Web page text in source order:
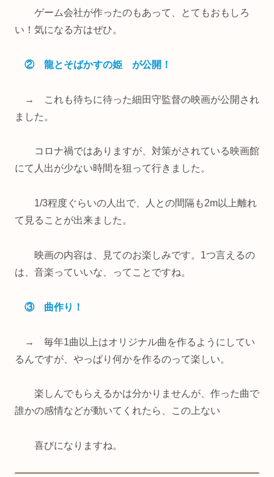
ゲーム会社が作ったのもあって、とてもおもしろ
い！気になる方はぜひ。
② 龍とそばかすの姫 が公開！
→ これも待ちに待った細田守監督の映画が公開され
ました。
コロナ禍ではありますが、対策がされている映画館
にて人出が少ない時間を狙って行きました。
1/3程度ぐらいの人出で、人との間隔も2m以上離れ
て見ることが出来ました。
映画の内容は、見てのお楽しみです。1つ言えるの
は、音楽っていいな、ってことですね。
③ 曲作り！
→ 毎年1曲以上はオリジナル曲を作るようにしてい
るんですが、やっぱり何かを作るのって楽しい。
楽しんでもらえるかは分かりませんが、作った曲で
誰かの感情などが動いてくれたら、この上ない
喜びになりますね。